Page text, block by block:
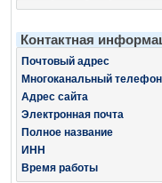
Контактная
Почтовый адрес
Многоканальный телефон
Адрес сайта
Электронная почта
Полное название
ИНН
Время работы